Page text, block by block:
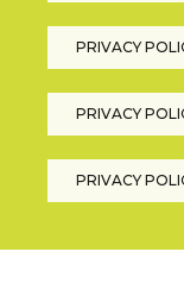
PRIVACY
PRIVACY
PRIVACY